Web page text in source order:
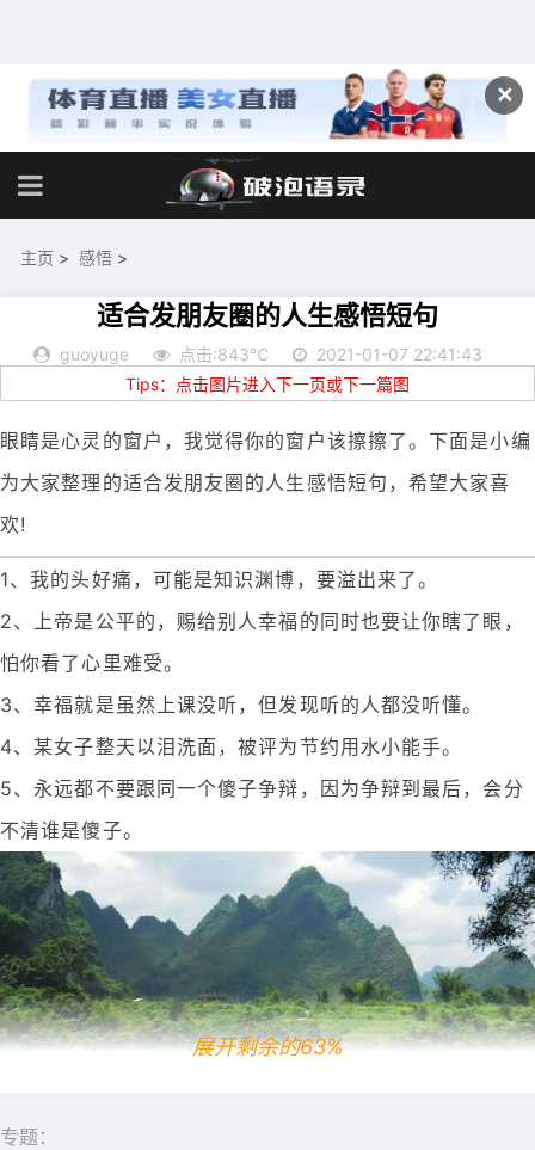
✕
主页 > 感悟 >
适合发朋友圈的人生感悟短句
guoyuge 点击:843℃
2021-01-07 22:41:43
Tips：点击图片进入下一页或下一篇图
眼睛是心灵的窗户，我觉得你的窗户该擦擦了。下面是小编
为大家整理的适合发朋友圈的人生感悟短句，希望大家喜
欢!
1、我的头好痛，可能是知识渊博，要溢出来了。
2、上帝是公平的，赐给别人幸福的同时也要让你瞎了眼，
怕你看了心里难受。
3、幸福就是虽然上课没听，但发现听的人都没听懂。
4、某女子整天以泪洗面，被评为节约用水小能手。
5、永远都不要跟同一个傻子争辩，因为争辩到最后，会分
不清谁是傻子。
展开剩余的63%
专题：